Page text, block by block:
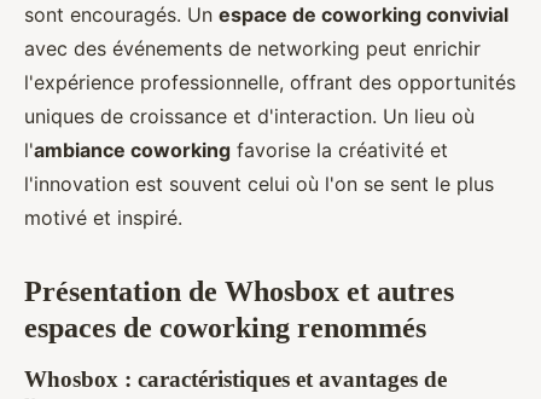
sont encouragés. Un espace de coworking convivial
avec des événements de networking peut enrichir
l'expérience professionnelle, offrant des opportunités
uniques de croissance et d'interaction. Un lieu où
l'ambiance coworking favorise la créativité et
l'innovation est souvent celui où l'on se sent le plus
motivé et inspiré.
Présentation de Whosbox et autres
espaces de coworking renommés
Whosbox : caractéristiques et avantages de